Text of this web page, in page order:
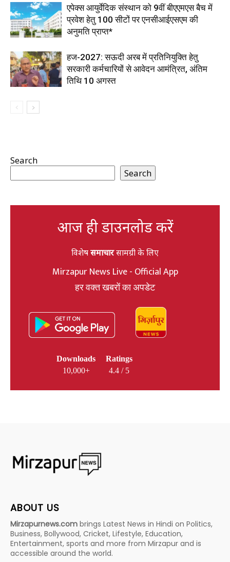
एपेक्स आयुर्वेदिक संस्थान को 9वीं बीएएमएस बैच में
प्रवेश हेतु 100 सीटों पर एनसीआईएसएम की
अनुमति प्राप्त*
हज-2027: सऊदी अरब में प्रतिनियुक्ति हेतु
सरकारी कर्मचारियों से आवेदन आमंत्रित, अंतिम
तिथि 10 अगस्त
Search
Search
आज ही डाउनलोड करें
विशेषसमाचारसामग्री के लिए
Mirzapur News Live - Official App
हर वक्त खबरों का अपडेट
Downloads
10,000+
Ratings
4.4 / 5
ABOUT US
Mirzapurnews.com brings Latest News in Hindi on Politics,
Business, Bollywood, Cricket, Lifestyle, Education,
Entertainment, sports and more from Mirzapur and is
accessible around the world.